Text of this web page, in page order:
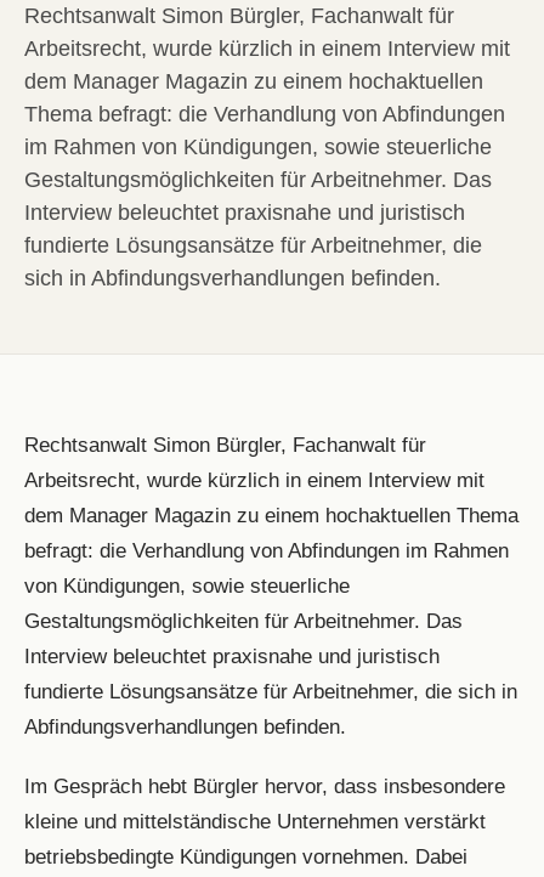
Rechtsanwalt Simon Bürgler, Fachanwalt für
Arbeitsrecht, wurde kürzlich in einem Interview mit
dem Manager Magazin zu einem hochaktuellen
Thema befragt: die Verhandlung von Abfindungen
im Rahmen von Kündigungen, sowie steuerliche
Gestaltungsmöglichkeiten für Arbeitnehmer. Das
Interview beleuchtet praxisnahe und juristisch
fundierte Lösungsansätze für Arbeitnehmer, die
sich in Abfindungsverhandlungen befinden.
Rechtsanwalt Simon Bürgler, Fachanwalt für
Arbeitsrecht, wurde kürzlich in einem Interview mit
dem Manager Magazin zu einem hochaktuellen Thema
befragt: die Verhandlung von Abfindungen im Rahmen
von Kündigungen, sowie steuerliche
Gestaltungsmöglichkeiten für Arbeitnehmer. Das
Interview beleuchtet praxisnahe und juristisch
fundierte Lösungsansätze für Arbeitnehmer, die sich in
Abfindungsverhandlungen befinden.
Im Gespräch hebt Bürgler hervor, dass insbesondere
kleine und mittelständische Unternehmen verstärkt
betriebsbedingte Kündigungen vornehmen. Dabei